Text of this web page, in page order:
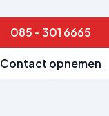
085 - 301 6665
Contact opnemen